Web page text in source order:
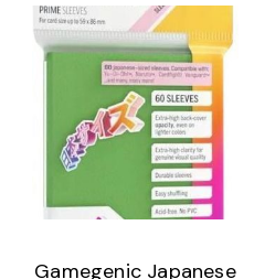
Gamegenic Japanese